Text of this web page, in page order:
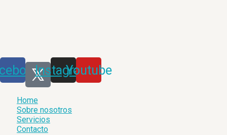
Instagram
Youtube
Home
Sobre nosotros
Servicios
Contacto